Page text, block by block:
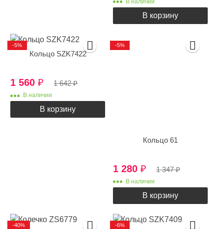
В корзину
Кольцо SZK7422
1 560 ₽ 1 642₽
В наличии
В корзину
-5%
Кольцо 61
1 280 ₽ 1 347₽
В наличии
В корзину
-5%
-40% -6%